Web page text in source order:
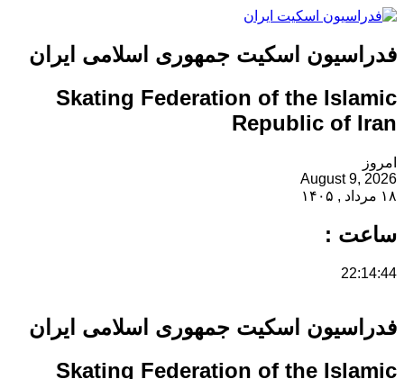
فدراسیون اسکیت جمهوری اسلامی ایران
Skating Federation of the Islamic
Republic of Iran
امروز
August 9, 2026
۱۸ مرداد , ۱۴۰۵
ساعت :
22:14:44
فدراسیون اسکیت جمهوری اسلامی ایران
Skating Federation of the Islamic